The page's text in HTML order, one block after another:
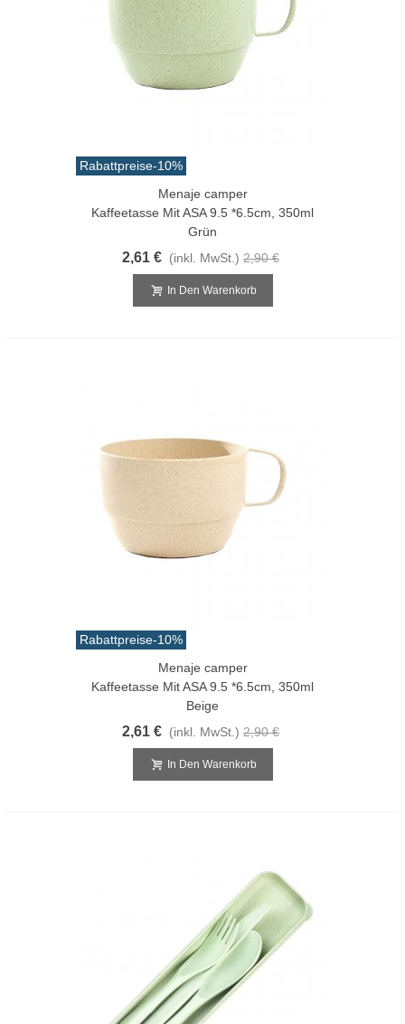
Rabattpreise-10%
Menaje camper
Kaffeetasse Mit ASA 9.5 *6.5cm, 350ml
Grün
2,61 € (inkl. MwSt.) 2,90 €
In Den Warenkorb
Rabattpreise-10%
Menaje camper
Kaffeetasse Mit ASA 9.5 *6.5cm, 350ml
Beige
2,61 € (inkl. MwSt.) 2,90 €
In Den Warenkorb